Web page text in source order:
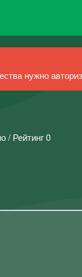
нужно
/ Рейтинг 0